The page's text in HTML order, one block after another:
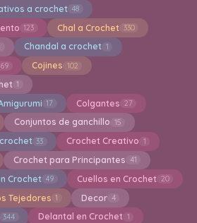
a crochet 48
123 Chal a Crochet 330
Chandal a crochet 1
69 Cojines 102
1
17 Colgantes 27
Conjuntos de ganchillo 15
33 Crochet Creativo 1
Crochet para Principantes 41
Crochet 49 Cuellos en Crochet 20
Tejedores 1 Decor 4
344 Delantal en Crochet 1